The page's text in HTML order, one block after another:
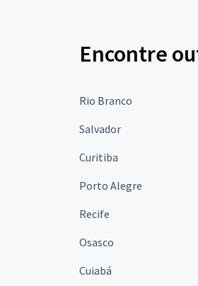
Encontre
Rio Branco
Salvador
Curitiba
Porto Alegre
Recife
Osasco
Cuiabá